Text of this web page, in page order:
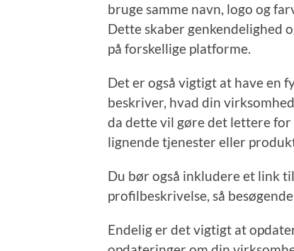
bruge samme navn, logo og
Dette skaber genkendelighed
på forskellige platforme.
Det er også vigtigt at have en
beskriver, hvad din
da dette vil gøre det lettere
lignende tjenester eller
Du bør også inkludere et link
profilbeskrivelse, så
Endelig er det vigtigt at